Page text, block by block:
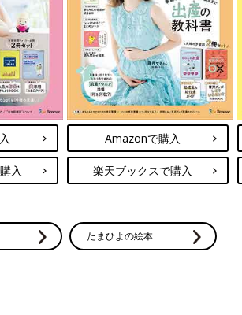
入
Amazonで購入
楽天ブックスで購入
たまひよの絵本